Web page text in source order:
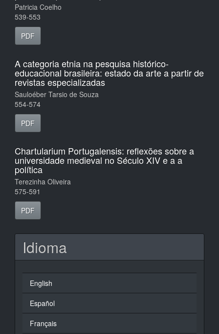
Patricia Coelho
539-553
PDF
A categoria etnia na pesquisa histórico-
educacional brasileira: estado da arte a partir de
revistas especializadas
Sauloéber Tarsio de Souza
554-574
PDF
Chartularium Portugalensis: reflexões sobre a
universidade medieval no Século XIV e a a
política
Terezinha Oliveira
575-591
PDF
Idioma
English
Español
Français